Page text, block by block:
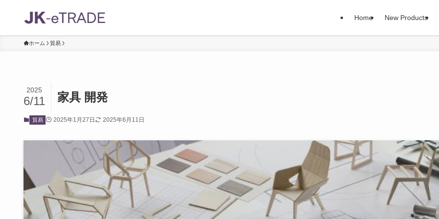
Home New Products
ホーム 貿易
家具 開発
2025
6/11
貿易 2025年1月27日 2025年6月11日